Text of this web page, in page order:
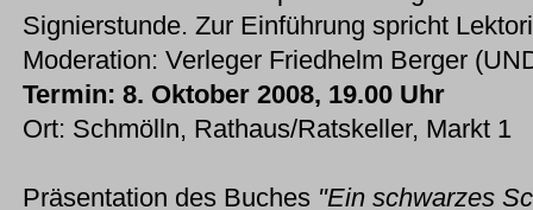
Signierstunde. Zur Einführung spricht
Moderation: Verleger Friedhelm Berger
Termin: 8. Oktober 2008, 19.00 Uhr
Ort: Schmölln, Rathaus/Ratskeller, Markt 1
Präsentation des Buches "Ein schwarzes